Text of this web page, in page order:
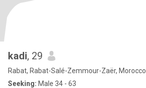
kadi, 29
Rabat, Rabat-Salé-Zemmour-Zaër, Morocco
Seeking: Male 34 - 63